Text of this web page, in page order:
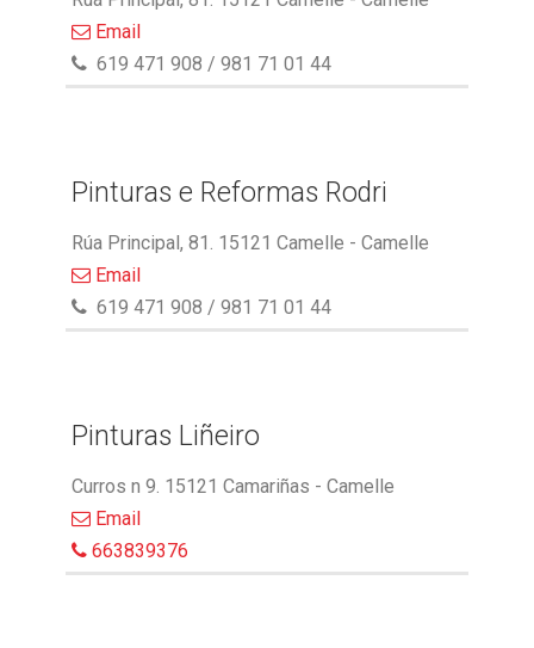
Email
619 471 908 / 981 71 01 44
Pinturas e Reformas Rodri
Rúa Principal, 81. 15121 Camelle - Camelle
Email
619 471 908 / 981 71 01 44
Pinturas Liñeiro
Curros n 9. 15121 Camariñas - Camelle
Email
663839376